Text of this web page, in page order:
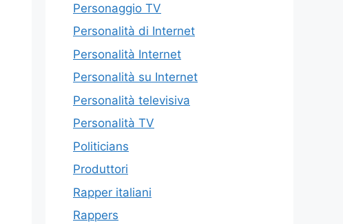
Personaggio TV
Personalità di Internet
Personalità Internet
Personalità su Internet
Personalità televisiva
Personalità TV
Politicians
Produttori
Rapper italiani
Rappers